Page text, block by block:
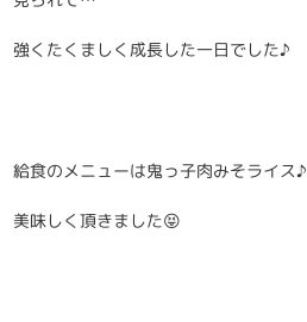
強くたくましく成長した一日でした♪
給食のメニューは鬼っ子肉みそライス♪
美味しく頂きました😝